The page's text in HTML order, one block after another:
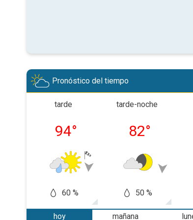
Pronóstico del tiempo
tarde
94°
60 %
tarde-noche
82°
50 %
hoy
mañana